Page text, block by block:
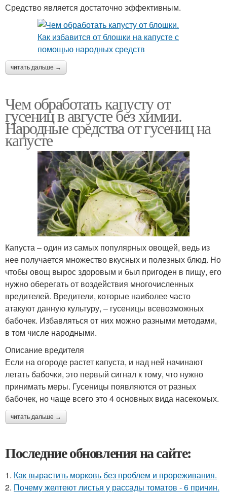
Средство является достаточно эффективным.
читать дальше →
Чем обработать капусту от
гусениц в августе без химии.
Народные средства от гусениц на
капусте
Капуста – один из самых популярных овощей, ведь из
нее получается множество вкусных и полезных блюд. Но
чтобы овощ вырос здоровым и был пригоден в пищу, его
нужно оберегать от воздействия многочисленных
вредителей. Вредители, которые наиболее часто
атакуют данную культуру, – гусеницы всевозможных
бабочек. Избавляться от них можно разными методами,
в том числе народными.
Описание вредителя
Если на огороде растет капуста, и над ней начинают
летать бабочки, это первый сигнал к тому, что нужно
принимать меры. Гусеницы появляются от разных
бабочек, но чаще всего это 4 основных вида насекомых.
читать дальше →
Последние обновления на сайте:
1. Как вырастить морковь без проблем и прореживания.
2. Почему желтеют листья у рассады томатов - 6 причин.